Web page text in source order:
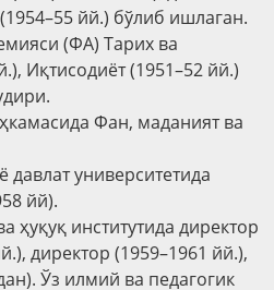
йй.) бўлиб ишлаган.
(ФА) Тарих ва
Иқтисодиёт (1951–52 йй.)
Фан, маданият ва
давлат университетида
йй).
ҳуқуқ институтида директор
директор (1959–1961 йй.),
Ўз илмий ва педагогик